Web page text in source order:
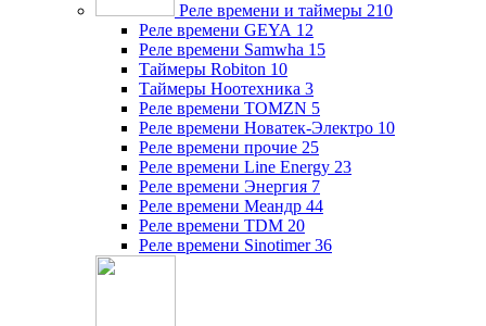
Реле времени и таймеры 210
Реле времени GEYA 12
Реле времени Samwha 15
Таймеры Robiton 10
Таймеры Ноотехника 3
Реле времени TOMZN 5
Реле времени Новатек-Электро 10
Реле времени прочие 25
Реле времени Line Energy 23
Реле времени Энергия 7
Реле времени Меандр 44
Реле времени TDM 20
Реле времени Sinotimer 36